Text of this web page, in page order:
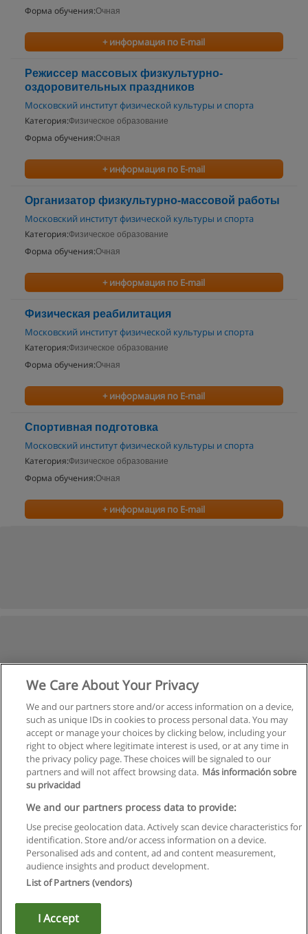
Форма обучения:Очная
+ информация по E-mail
Режиссер массовых физкультурно-
оздоровительных праздников
Московский институт физической культуры и спорта
Категория:Физическое образование
Форма обучения:Очная
+ информация по E-mail
Организатор физкультурно-массовой работы
Московский институт физической культуры и спорта
Категория:Физическое образование
Форма обучения:Очная
+ информация по E-mail
Физическая реабилитация
Московский институт физической культуры и спорта
Категория:Физическое образование
Форма обучения:Очная
+ информация по E-mail
Спортивная подготовка
Московский институт физической культуры и спорта
Категория:Физическое образование
Форма обучения:Очная
+ информация по E-mail
Правила пользования
Конфиденциальность информации
Copyright © Educaedu Business S.L. - CIF : B-95610580: -
We Care About Your Privacy
We and our partners store and/or access information on a device,
such as unique IDs in cookies to process personal data. You may
accept or manage your choices by clicking below, including your
right to object where legitimate interest is used, or at any time in
the privacy policy page. These choices will be signaled to our
partners and will not affect browsing data. Más información sobre
su privacidad
We and our partners process data to provide:
Use precise geolocation data. Actively scan device characteristics for
identification. Store and/or access information on a device.
Personalised ads and content, ad and content measurement,
audience insights and product development.
List of Partners (vendors)
I Accept